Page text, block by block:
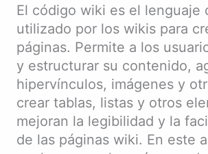
El código wiki es el lenguaje
utilizado por los wikis para
páginas. Permite a los
y estructurar su contenido,
hipervínculos, imágenes y
crear tablas, listas y otros
mejoran la legibilidad y la
de las páginas wiki. En este